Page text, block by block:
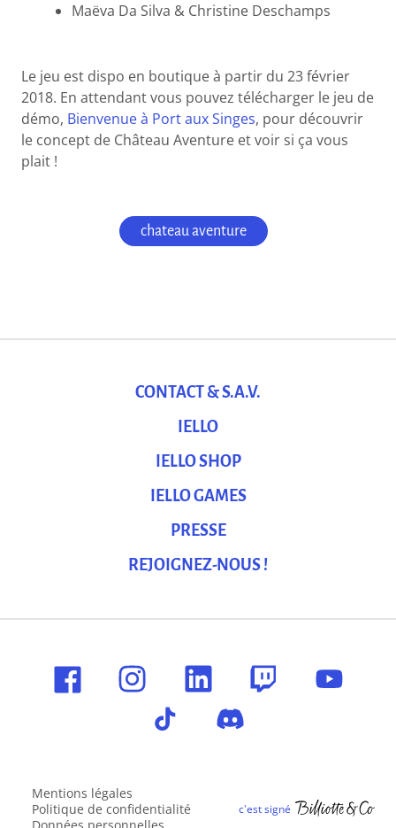
Maëva Da Silva & Christine Deschamps
Le jeu est dispo en boutique à partir du 23 février
2018. En attendant vous pouvez télécharger le jeu de
démo, Bienvenue à Port aux Singes, pour découvrir
le concept de Château Aventure et voir si ça vous
plait !
chateau aventure
CONTACT & S.A.V.
IELLO
IELLO SHOP
IELLO GAMES
PRESSE
REJOIGNEZ-NOUS !
Mentions légales
Politique de confidentialité